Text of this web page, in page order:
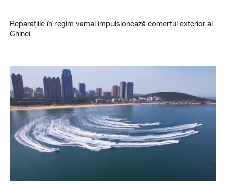
Reparațiile în regim vamal impulsionează comerțul exterior al
Chinei